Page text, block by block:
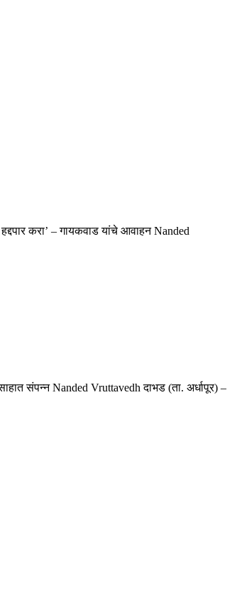
करा’ – गायकवाड यांचे आवाहन Nanded
संपन्न Nanded Vruttavedh दाभड (ता. अर्धापूर) –